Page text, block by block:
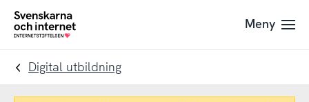
Till
navigation
Till
innehåll
To
Meny
Digital utbildning